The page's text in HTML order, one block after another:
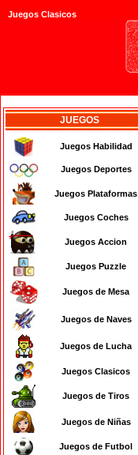
Juegos Clasicos
JUEGOS
Juegos Habilidad
Juegos Deportes
Juegos Plataformas
Juegos Coches
Juegos Accion
Juegos Puzzle
Juegos de Mesa
Juegos de Naves
Juegos de Lucha
Juegos Clasicos
Juegos de Tiros
Juegos de Niñas
Juegos de Futbol